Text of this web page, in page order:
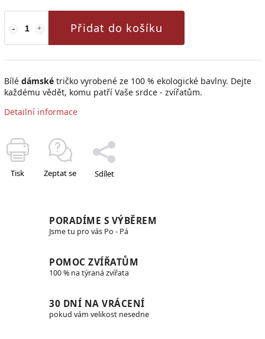
Přidat do košíku
Bílé dámské tričko vyrobené ze 100 % ekologické bavlny. Dejte
každému vědět, komu patří Vaše srdce - zvířatům.
Detailní informace
Tisk Zeptat se Sdílet
PORADÍME S VÝBĚREM
Jsme tu pro vás Po - Pá
POMOC ZVÍŘATŮM
100 % na týraná zvířata
30 DNÍ NA VRÁCENÍ
pokud vám velikost nesedne